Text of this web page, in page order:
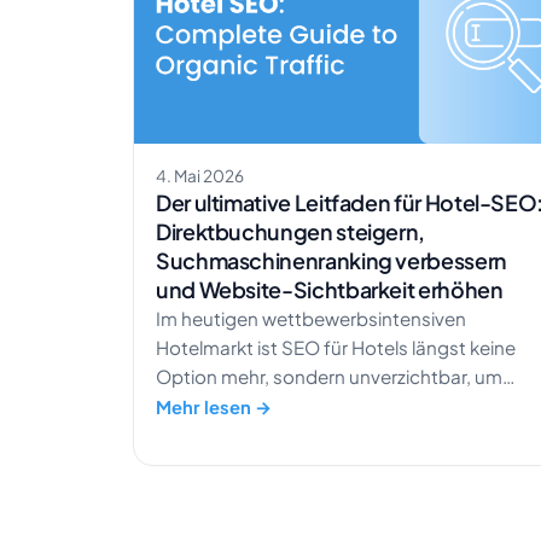
4. Mai 2026
Der ultimative Leitfaden für Hotel-
Direktbuchungen steigern,
Suchmaschinenranking verbessern
und Website-Sichtbarkeit erhöhen
Im heutigen wettbewerbsintensiven
Hotelmarkt ist SEO für Hotels längst keine
Option mehr, sondern unverzichtbar, um
Direktbuchungen zu steigern und
sich stark auf Suchmaschinen verlassen, um
Mehr lesen →